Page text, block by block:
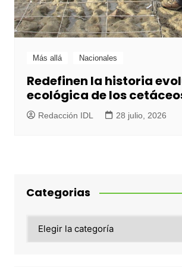
Más allá Nacionales
Redefinen la historia
ecológica de los
Redacción IDL 28 julio, 2026
Categorias